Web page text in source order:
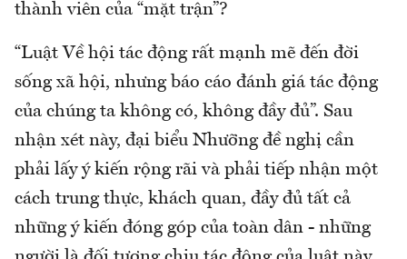
thành viên của “mặt trận”?
“Luật Về hội tác động rất mạnh mẽ đến đời
sống xã hội, nhưng báo cáo đánh giá tác động
của chúng ta không có, không đầy đủ”. Sau
nhận xét này, đại biểu Nhưỡng đề nghị cần
phải lấy ý kiến rộng rãi và phải tiếp nhận một
cách trung thực, khách quan, đầy đủ tất cả
những ý kiến đóng góp của toàn dân - những